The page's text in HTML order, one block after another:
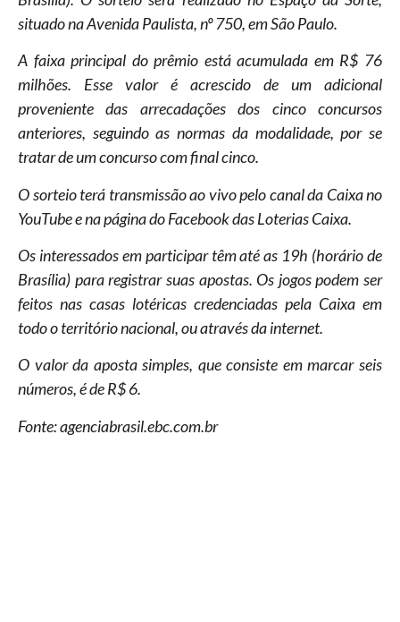
situado na Avenida Paulista, nº 750, em São Paulo.
A faixa principal do prêmio está acumulada em R$ 76
milhões. Esse valor é acrescido de um adicional
proveniente das arrecadações dos cinco concursos
anteriores, seguindo as normas da modalidade, por se
tratar de um concurso com final cinco.
O sorteio terá transmissão ao vivo pelo canal da Caixa no
YouTube e na página do Facebook das Loterias Caixa.
Os interessados em participar têm até as 19h (horário de
Brasília) para registrar suas apostas. Os jogos podem ser
feitos nas casas lotéricas credenciadas pela Caixa em
todo o território nacional, ou através da internet.
O valor da aposta simples, que consiste em marcar seis
números, é de R$ 6.
Fonte: agenciabrasil.ebc.com.br